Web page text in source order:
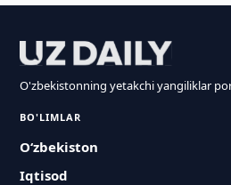
O'zbekistonning yetakchi yangiliklar
BO'LIMLAR
O‘zbekiston
Iqtisod